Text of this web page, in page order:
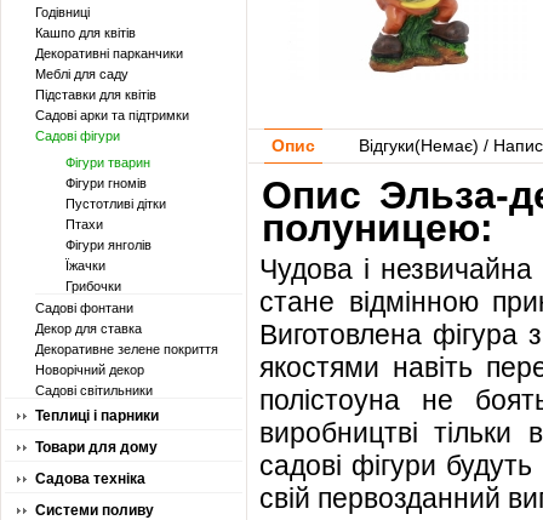
Годівниці
Кашпо для квітів
Декоративні парканчики
Меблі для саду
Підставки для квітів
Садові арки та підтримки
Садові фігури
Фігури тварин
Фігури гномів
Пустотливі дітки
Птахи
Фігури янголів
Їжачки
Грибочки
Садові фонтани
Декор для ставка
Декоративне зелене покриття
Новорічний декор
Садові світильники
Теплиці і парники
Товари для дому
Садова техніка
Системи поливу
Опис Відгуки(Немає) /
Опис Эльза-
полуницею:
Чудова і
стане відмінною
Виготовлена ​​фігура
якостями навіть
полістоуна не
виробництві
садові фігури
свій первозданний